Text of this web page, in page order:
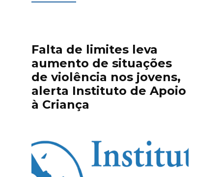
Falta de limites leva
aumento de situações
de violência nos jovens,
alerta Instituto de Apoio
à Criança